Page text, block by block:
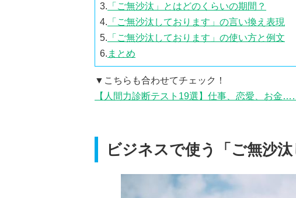
3. 「ご無沙汰」とはどのくらいの期間？
4. 「ご無沙汰しております」の言い換え表現
5. 「ご無沙汰しております」の使い方と例文
6. まとめ
▼こちらも合わせてチェック！
【人間力診断テスト19選】仕事、恋愛、お金
ビジネスで使う「ご無沙